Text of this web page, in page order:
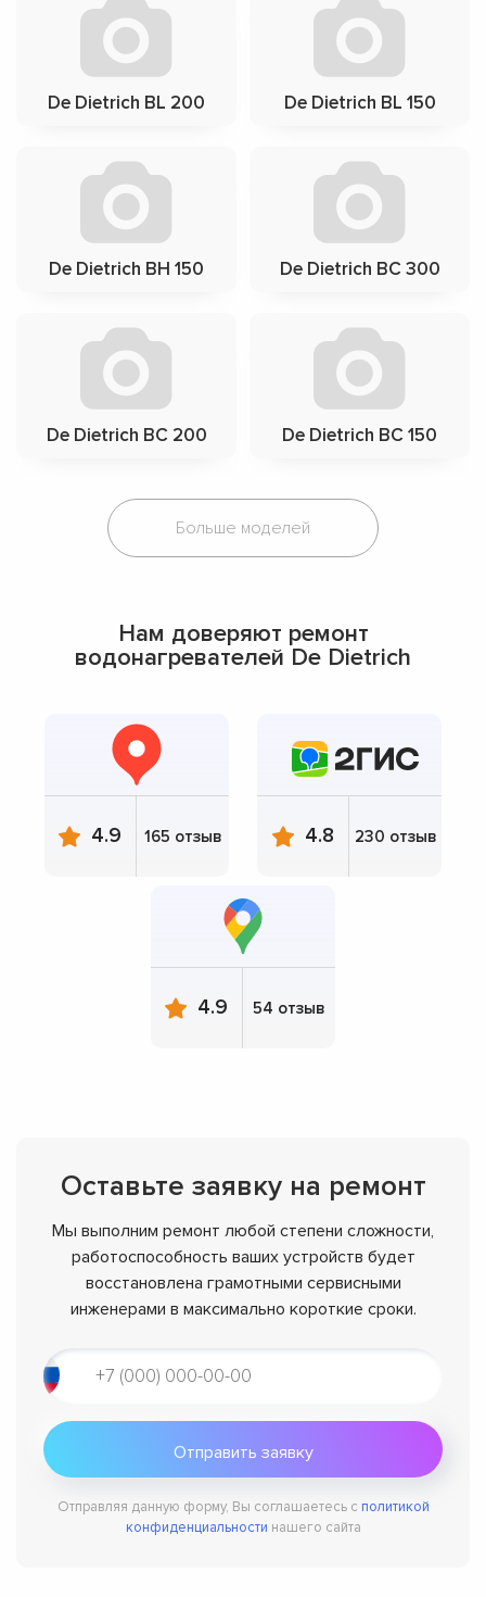
De Dietrich BL 200 De Dietrich BL 150
De Dietrich BH 150 De Dietrich BC 300
De Dietrich BC 200 De Dietrich BC 150
Больше моделей
Нам доверяют ремонт
водонагревателей De Dietrich
4.9 165 отзыв 4.8 230 отзыв
4.9 54 отзыв
Оставьте заявку на ремонт
Мы выполним ремонт любой степени сложности,
работоспособность ваших устройств будет
восстановлена грамотными сервисными
инженерами в максимально короткие сроки.
Отправляя данную форму, Вы соглашаетесь с политикой
конфиденциальности нашего сайта